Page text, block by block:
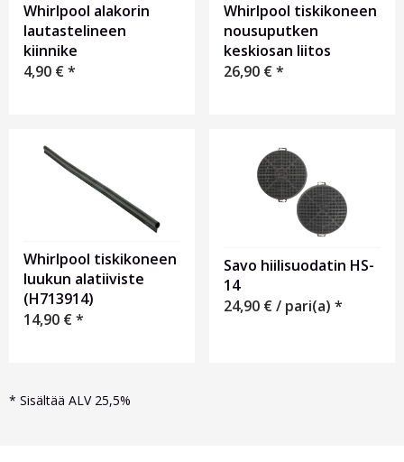
Whirlpool alakorin
lautastelineen
kiinnike
4,90 €*
Whirlpool tiskikoneen
nousuputken
keskiosan liitos
26,90 €*
Whirlpool tiskikoneen
luukun alatiiviste
(H713914)
14,90 €*
Savo hiilisuodatin HS-
14
24,90 €/ pari(a) *
* Sisältää ALV 25,5%